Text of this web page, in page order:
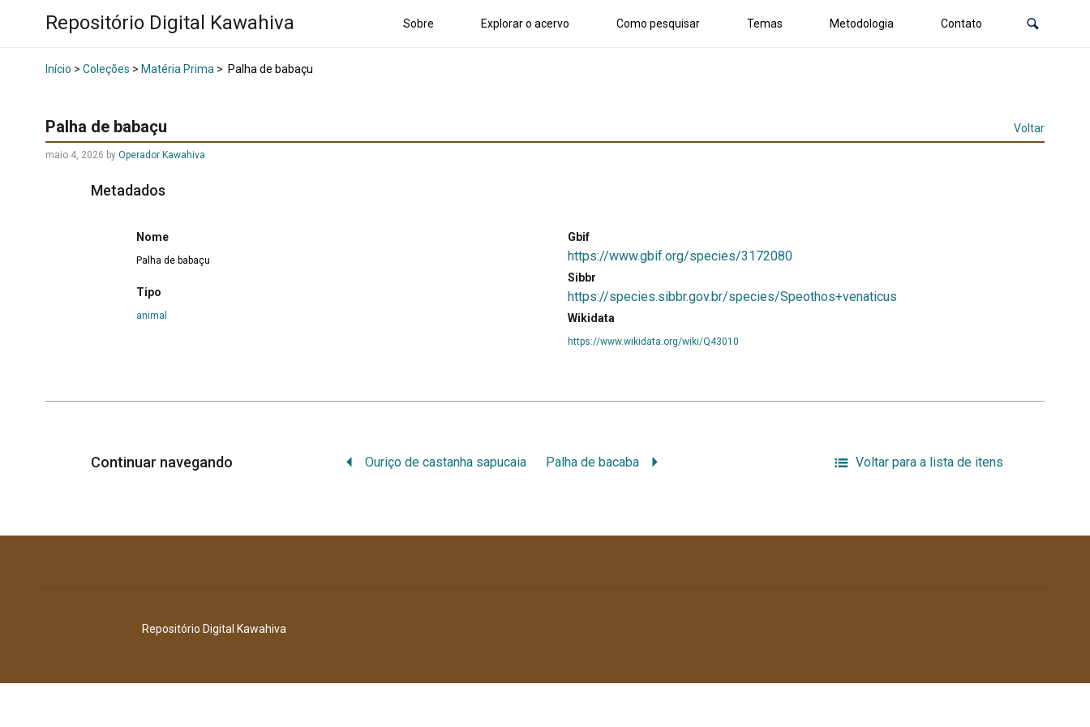
Repositório Digital Kawahiva Sobre Explorar o acervo Como pesquisar Temas Metodologia Contato
Início > Coleções > Matéria Prima > Palha de babaçu
Palha de babaçu Voltar
maio 4, 2026 by Operador Kawahiva
Metadados
Nome
Palha de babaçu
Tipo
animal
Gbif
https://www.gbif.org/species/3172080
Sibbr
https://species.sibbr.gov.br/species/Speothos+venaticus
Wikidata
https://www.wikidata.org/wiki/Q43010
Continuar navegando Ouriço de castanha sapucaia Palha de bacaba Voltar para a lista de itens
Repositório Digital Kawahiva